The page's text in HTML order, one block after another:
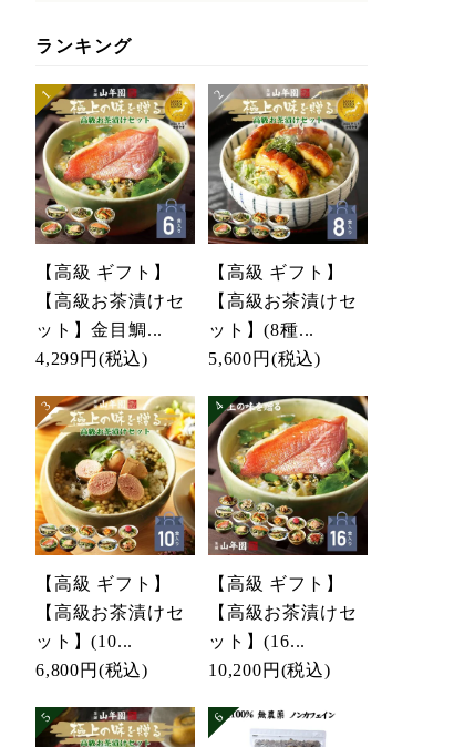
ランキング
【高級 ギフト】
【高級お茶漬けセ
ット】金目鯛...
4,299円 (税込)
【高級 ギフト】
【高級お茶漬けセ
ット】(8種...
5,600円 (税込)
【高級 ギフト】
【高級お茶漬けセ
ット】(10...
6,800円 (税込)
【高級 ギフト】
【高級お茶漬けセ
ット】(16...
10,200円 (税込)